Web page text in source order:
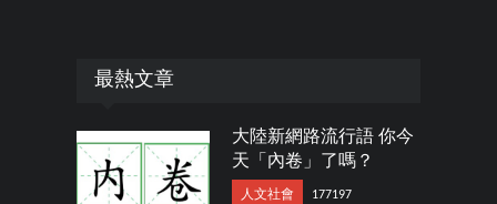
最熱文章
大陸新網路流行語 你今
天「內卷」了嗎？
人文社會 177197